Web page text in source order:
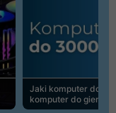
Jaki komputer do
komputer do gier |